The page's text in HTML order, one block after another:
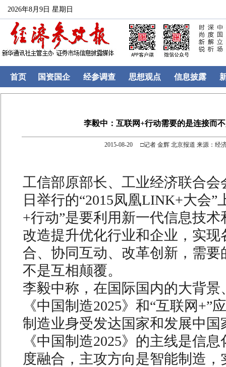
2026年8月9日 星期日
首页 国资国企 经参调查 思想观点 信息披露
李毅中：互联网+行动需要的是连接而
2015-08-20 □记者 金辉 北京报道 来源：经
工信部原部长、工业经济联合会
日举行的“2015凤凰LINK+大会”
+行动”是要利用新一代信息技
改造提升优化行业和企业，实现
合、协同互动、改革创新，需要
不是互相颠覆。
李毅中称，在国际国内的大背景
《中国制造2025》和“互联网+”
制造业身受发达国家和发展中国
《中国制造2025》的主线是信
度融合，主攻方向是智能制造